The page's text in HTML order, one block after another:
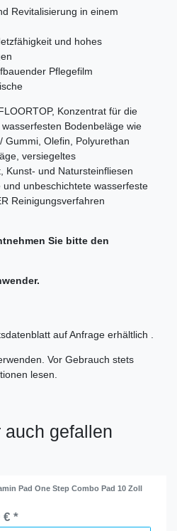
Revitalisierung in einem
und hohes
Pflegefilm
Konzentrat für die
Bodenbeläge wie
Gummi, Olefin, Polyurethan
versiegeltes
Kunst- und Natursteinfliesen
unbeschichtete wasserfeste
Reinigungsverfahren
Sie bitte den
auf Anfrage erhältlich .
Vor Gebrauch stets
lesen.
auch gefallen
Pad One Step Combo Pad 10 Zoll
€ *